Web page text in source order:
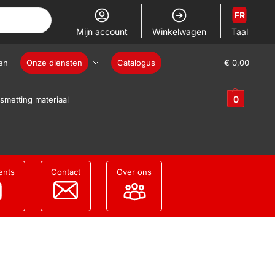
Mijn account Winkelwagen Taal
FR
Onze diensten Catalogus
materiaal
€ 0,00
0
Contact Over ons